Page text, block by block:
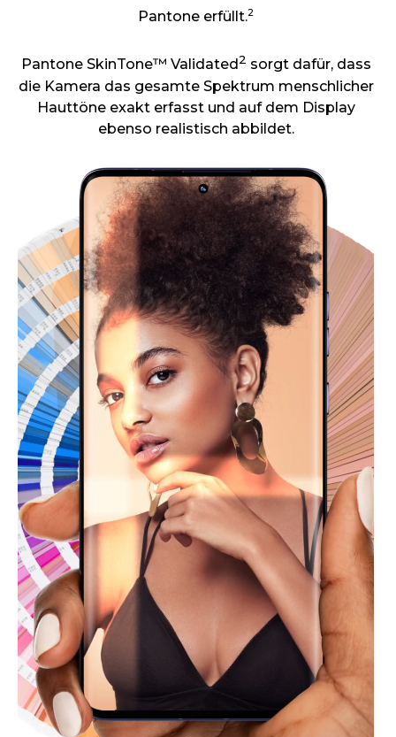
Pantone erfüllt.2
Pantone SkinTone™ Validated 2 sorgt dafür, dass
die Kamera das gesamte Spektrum menschlicher
Hauttöne exakt erfasst und auf dem Display
ebenso realistisch abbildet.